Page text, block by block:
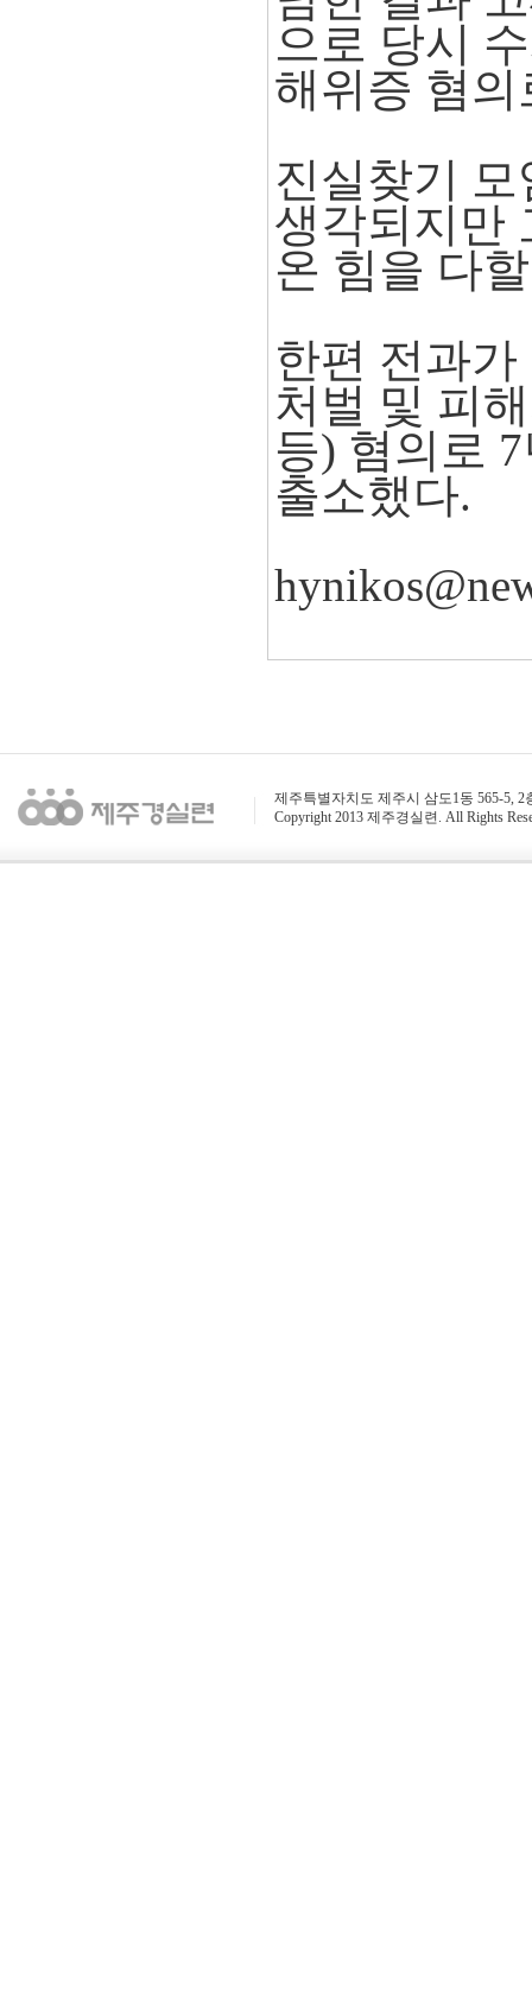
으로 당시
해위증 혐의
진실찾기
생각되지만
온 힘을 다
한편 전과
처벌 및 피
등) 혐의로
출소했다.
제주특별자치도 제주시 삼도1동 565-5, 2
Copyright 2013 제주경실련. All Rights